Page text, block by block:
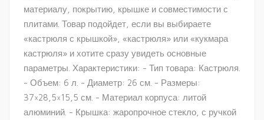
материалу, покрытию, крышке и совместимости с
плитами. Товар подойдет, если вы выбираете
«кастрюля с крышкой», «кастрюля» или «кукмара
кастрюля» и хотите сразу увидеть основные
параметры. Характеристики: - Тип товара: Кастрюля.
- Объем: 6 л. - Диаметр: 26 см. - Размеры:
37×28,5×15,5 см. - Материал корпуса: литой
алюминий. - Крышка: жаропрочное стекло, с ручкой